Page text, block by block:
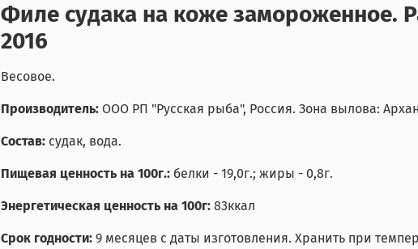
Филе судака на коже замороженное.
2016
Весовое.
Производитель: ООО РП "Русская рыба", Россия. Зона вылова:
Состав:судак, вода.
Пищевая ценность на 100г.:белки - 19,0г.; жиры - 0,8г.
Энергетическая ценность на 100г:83ккал
Срок годности:9 месяцев с даты изготовления. Хранить при